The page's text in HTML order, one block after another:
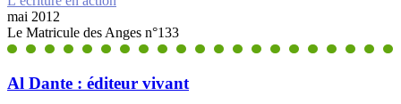
mai 2012
Le Matricule des Anges n°133
Al Dante : éditeur vivant